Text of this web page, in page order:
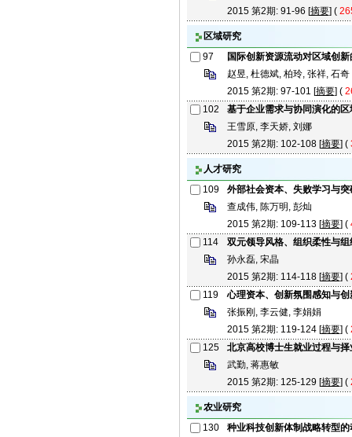
2015 第2期: 91-96 [摘要] (
区域研究
97
国际创新资源流动对区域创新
赵昱, 杜德斌, 柏玲, 张祥, 石奇
2015 第2期: 97-101 [摘要] (
102
基于企业需求与协同演化的
王雪原, 李天娇, 刘娜
2015 第2期: 102-108 [摘要] (
人才研究
109
外部社会资本、失败学习与突
查成伟, 陈万明, 彭灿
2015 第2期: 109-113 [摘要] (
114
双元领导风格、组织柔性与组
孙永磊, 宋晶
2015 第2期: 114-118 [摘要] (
119
心理资本、创新氛围感知与
张振刚, 李云健, 李娟娟
2015 第2期: 119-124 [摘要] (
125
北京高校博士生就业过程与
武勤, 蒋惠敏
2015 第2期: 125-129 [摘要] (
农业研究
130
种业科技创新体制战略转型